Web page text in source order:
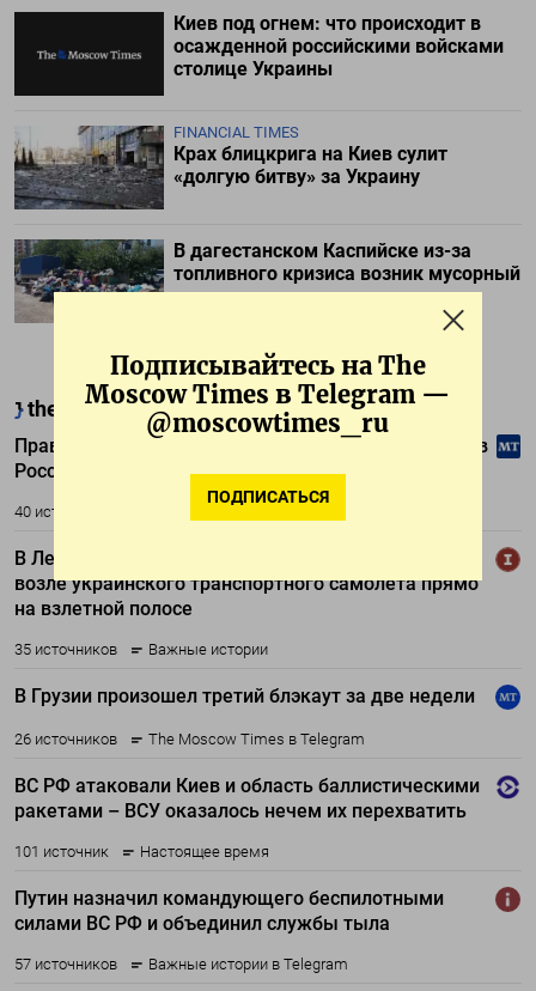
Подписывайтесь на The
Moscow Times в Telegram —
@moscowtimes_ru
ПОДПИСАТЬСЯ
Киев под огнем: что происходит в
осажденной российскими войсками
столице Украины
FINANCIAL TIMES
Крах блицкрига на Киев сулит
«долгую битву» за Украину
В дагестанском Каспийске из-за
топливного кризиса возник мусорный
коллапс